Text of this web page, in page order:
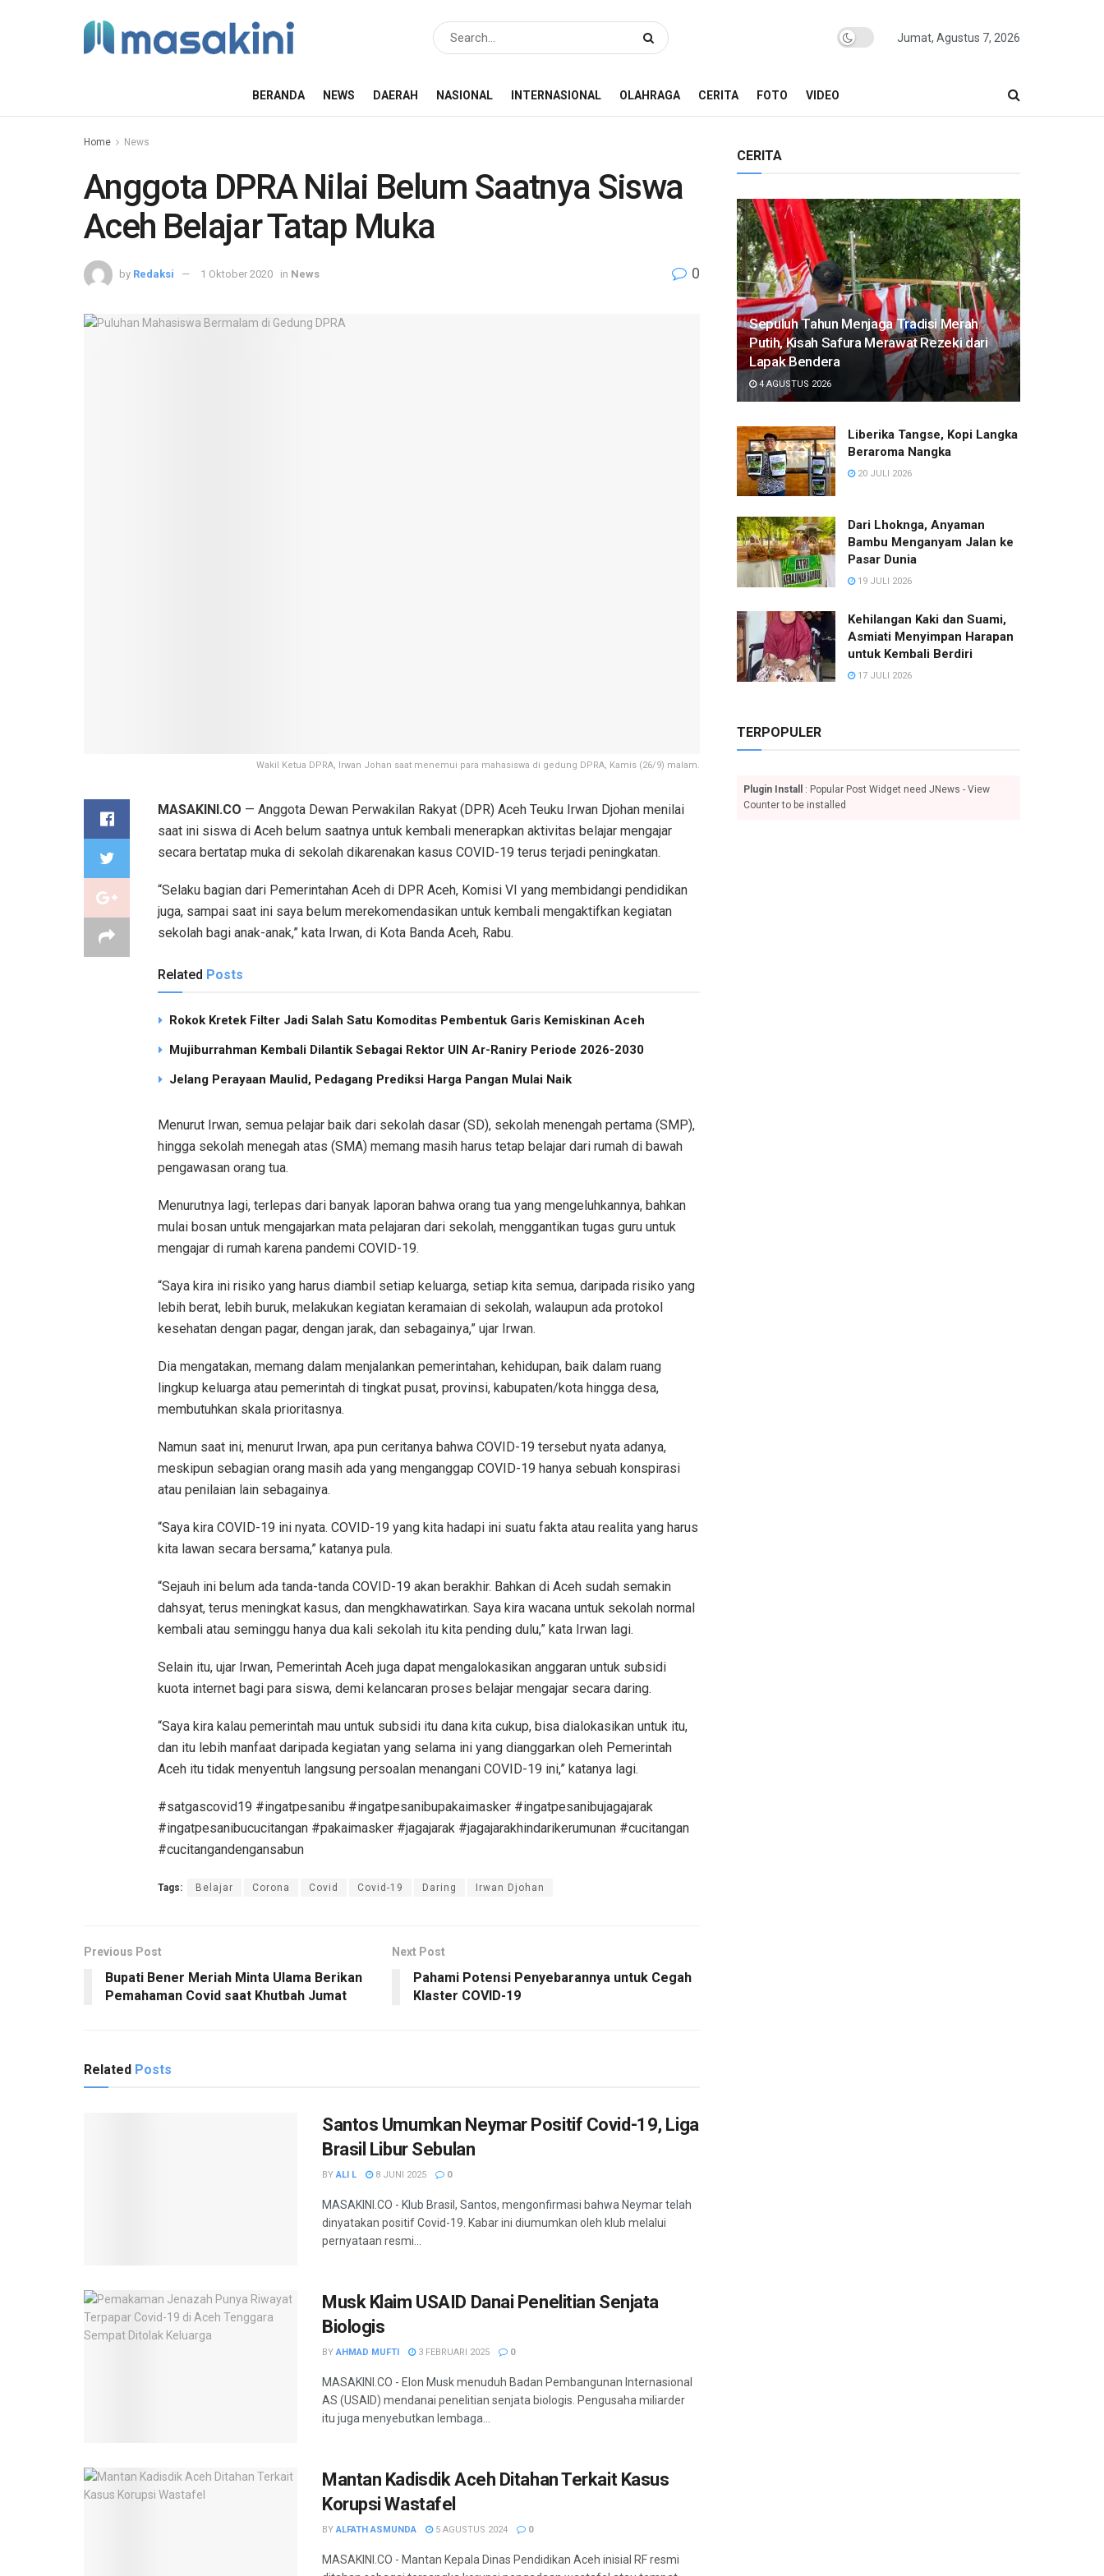
Jumat, Agustus 7, 2026
BERANDA NEWS DAERAH NASIONAL INTERNASIONAL OLAHRAGA CERITA FOTO VIDEO
Home News
Anggota DPRA Nilai Belum Saatnya Siswa
Aceh Belajar Tatap Muka
by Redaksi 1 Oktober 2020 in News 0
Wakil Ketua DPRA, Irwan Johan saat menemui para mahasiswa di gedung DPRA, Kamis (26/9) malam.
MASAKINI.CO — Anggota Dewan Perwakilan Rakyat (DPR) Aceh Teuku Irwan Djohan menilai
saat ini siswa di Aceh belum saatnya untuk kembali menerapkan aktivitas belajar mengajar
secara bertatap muka di sekolah dikarenakan kasus COVID-19 terus terjadi peningkatan.
“Selaku bagian dari Pemerintahan Aceh di DPR Aceh, Komisi VI yang membidangi pendidikan
juga, sampai saat ini saya belum merekomendasikan untuk kembali mengaktifkan kegiatan
sekolah bagi anak-anak,” kata Irwan, di Kota Banda Aceh, Rabu.
Related Posts
Rokok Kretek Filter Jadi Salah Satu Komoditas Pembentuk Garis Kemiskinan Aceh
Mujiburrahman Kembali Dilantik Sebagai Rektor UIN Ar-Raniry Periode 2026-2030
Jelang Perayaan Maulid, Pedagang Prediksi Harga Pangan Mulai Naik
Menurut Irwan, semua pelajar baik dari sekolah dasar (SD), sekolah menengah pertama (SMP),
hingga sekolah menegah atas (SMA) memang masih harus tetap belajar dari rumah di bawah
pengawasan orang tua.
Menurutnya lagi, terlepas dari banyak laporan bahwa orang tua yang mengeluhkannya, bahkan
mulai bosan untuk mengajarkan mata pelajaran dari sekolah, menggantikan tugas guru untuk
mengajar di rumah karena pandemi COVID-19.
“Saya kira ini risiko yang harus diambil setiap keluarga, setiap kita semua, daripada risiko yang
lebih berat, lebih buruk, melakukan kegiatan keramaian di sekolah, walaupun ada protokol
kesehatan dengan pagar, dengan jarak, dan sebagainya,” ujar Irwan.
Dia mengatakan, memang dalam menjalankan pemerintahan, kehidupan, baik dalam ruang
lingkup keluarga atau pemerintah di tingkat pusat, provinsi, kabupaten/kota hingga desa,
membutuhkan skala prioritasnya.
Namun saat ini, menurut Irwan, apa pun ceritanya bahwa COVID-19 tersebut nyata adanya,
meskipun sebagian orang masih ada yang menganggap COVID-19 hanya sebuah konspirasi
atau penilaian lain sebagainya.
“Saya kira COVID-19 ini nyata. COVID-19 yang kita hadapi ini suatu fakta atau realita yang harus
kita lawan secara bersama,” katanya pula.
“Sejauh ini belum ada tanda-tanda COVID-19 akan berakhir. Bahkan di Aceh sudah semakin
dahsyat, terus meningkat kasus, dan mengkhawatirkan. Saya kira wacana untuk sekolah normal
kembali atau seminggu hanya dua kali sekolah itu kita pending dulu,” kata Irwan lagi.
Selain itu, ujar Irwan, Pemerintah Aceh juga dapat mengalokasikan anggaran untuk subsidi
kuota internet bagi para siswa, demi kelancaran proses belajar mengajar secara daring.
“Saya kira kalau pemerintah mau untuk subsidi itu dana kita cukup, bisa dialokasikan untuk itu,
dan itu lebih manfaat daripada kegiatan yang selama ini yang dianggarkan oleh Pemerintah
Aceh itu tidak menyentuh langsung persoalan menangani COVID-19 ini,” katanya lagi.
#satgascovid19 #ingatpesanibu #ingatpesanibupakaimasker #ingatpesanibujagajarak
#ingatpesanibucucitangan #pakaimasker #jagajarak #jagajarakhindarikerumunan #cucitangan
#cucitangandengansabun
Tags: Belajar Corona Covid Covid-19 Daring Irwan Djohan
Previous Post
Bupati Bener Meriah Minta Ulama Berikan
Pemahaman Covid saat Khutbah Jumat
Next Post
Pahami Potensi Penyebarannya untuk Cegah
Klaster COVID-19
Related Posts
Santos Umumkan Neymar Positif Covid-19, Liga
Brasil Libur Sebulan
BY ALI L 8 JUNI 2025 0
MASAKINI.CO - Klub Brasil, Santos, mengonfirmasi bahwa Neymar telah
dinyatakan positif Covid-19. Kabar ini diumumkan oleh klub melalui
pernyataan resmi...
Musk Klaim USAID Danai Penelitian Senjata
Biologis
BY AHMAD MUFTI 3 FEBRUARI 2025 0
MASAKINI.CO - Elon Musk menuduh Badan Pembangunan Internasional
AS (USAID) mendanai penelitian senjata biologis. Pengusaha miliarder
itu juga menyebutkan lembaga...
Mantan Kadisdik Aceh Ditahan Terkait Kasus
Korupsi Wastafel
BY ALFATH ASMUNDA 5 AGUSTUS 2024 0
MASAKINI.CO - Mantan Kepala Dinas Pendidikan Aceh inisial RF resmi
CERITA
Sepuluh Tahun Menjaga Tradisi Merah
Putih, Kisah Safura Merawat Rezeki dari
Lapak Bendera
4 AGUSTUS 2026
Liberika Tangse, Kopi Langka
Beraroma Nangka
20 JULI 2026
Dari Lhoknga, Anyaman
Bambu Menganyam Jalan ke
Pasar Dunia
19 JULI 2026
Kehilangan Kaki dan Suami,
Asmiati Menyimpan Harapan
untuk Kembali Berdiri
17 JULI 2026
TERPOPULER
Plugin Install
: Popular Post Widget need JNews - View
Counter to be installed